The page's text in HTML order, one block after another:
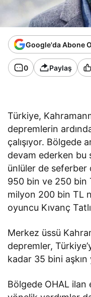
Google'da Abone
0 Paylaş
Türkiye,
depremlerin
çalışıyor. Bölgede
devam ederken bu
ünlüler de seferber
950 bin ve 250 bin
milyon 200 bin TL
oyuncu Kıvanç
Merkez üssü
depremler,
kadar 35 bini
Bölgede OHAL